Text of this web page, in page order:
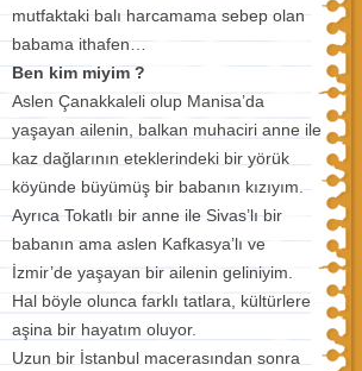
mutfaktaki balı harcamama sebep olan
babama ithafen…
Ben kim miyim ?
Aslen Çanakkaleli olup Manisa’da
yaşayan ailenin, balkan muhaciri anne ile
kaz dağlarının eteklerindeki bir yörük
köyünde büyümüş bir babanın kızıyım.
Ayrıca Tokatlı bir anne ile Sivas’lı bir
babanın ama aslen Kafkasya’lı ve
İzmir’de yaşayan bir ailenin geliniyim.
Hal böyle olunca farklı tatlara, kültürlere
aşina bir hayatım oluyor.
Uzun bir İstanbul macerasından sonra